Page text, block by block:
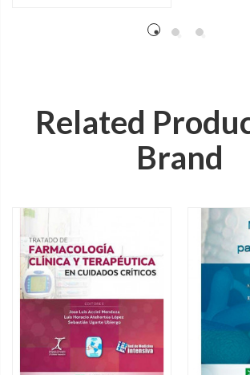
Related
Brand